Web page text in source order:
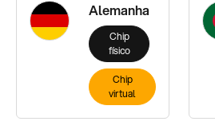
Alemanha
Chip
físico
Chip
virtual